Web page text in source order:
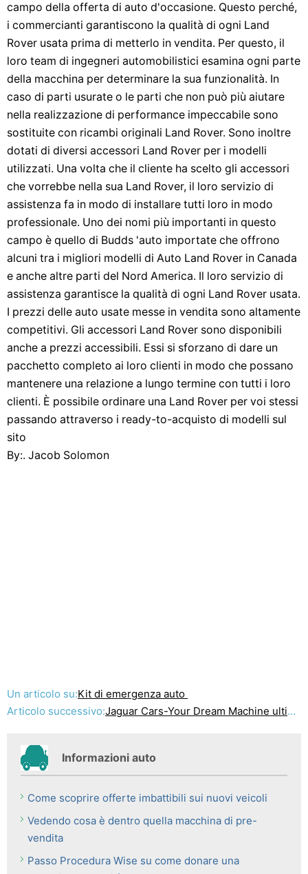
campo della offerta di auto d'occasione. Questo perché,
i commercianti garantiscono la qualità di ogni Land
Rover usata prima di metterlo in vendita. Per questo, il
loro team di ingegneri automobilistici esamina ogni parte
della macchina per determinare la sua funzionalità. In
caso di parti usurate o le parti che non può più aiutare
nella realizzazione di performance impeccabile sono
sostituite con ricambi originali Land Rover. Sono inoltre
dotati di diversi accessori Land Rover per i modelli
utilizzati. Una volta che il cliente ha scelto gli accessori
che vorrebbe nella sua Land Rover, il loro servizio di
assistenza fa in modo di installare tutti loro in modo
professionale. Uno dei nomi più importanti in questo
campo è quello di Budds 'auto importate che offrono
alcuni tra i migliori modelli di Auto Land Rover in Canada
e anche altre parti del Nord America. Il loro servizio di
assistenza garantisce la qualità di ogni Land Rover usata.
I prezzi delle auto usate messe in vendita sono altamente
competitivi. Gli accessori Land Rover sono disponibili
anche a prezzi accessibili. Essi si sforzano di dare un
pacchetto completo ai loro clienti in modo che possano
mantenere una relazione a lungo termine con tutti i loro
clienti. È possibile ordinare una Land Rover per voi stessi
passando attraverso i ready-to-acquisto di modelli sul
sito
By:. Jacob Solomon
Un articolo su:Kit di emergenza auto
Articolo successivo:Jaguar Cars-Your Dream Machine ultima
Informazioni auto
Come scoprire offerte imbattibili sui nuovi veicoli
Vedendo cosa è dentro quella macchina di pre-
vendita
Passo Procedura Wise su come donare una